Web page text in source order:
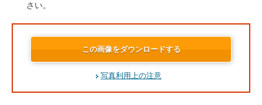
さい。
この画像をダウンロードする
写真利用上の注意